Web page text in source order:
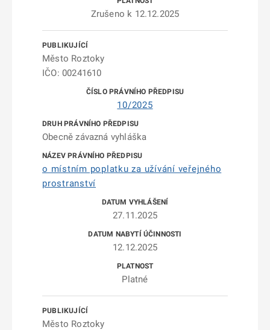
Zrušeno k 12.12.2025
Město Roztoky
IČO: 00241610
10/2025
Obecně závazná vyhláška
o místním poplatku za užívání veřejného
prostranství
27.11.2025
12.12.2025
Platné
Město Roztoky